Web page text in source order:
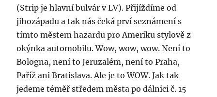
(Strip je hlavní bulvár v LV). Přijíždíme od
jihozápadu a tak nás čeká prví seznámení s
tímto městem hazardu pro Ameriku stylově z
okýnka automobilu. Wow, wow, wow. Není to
Bologna, není to Jeruzalém, není to Praha,
Paříž ani Bratislava. Ale je to WOW. Jak tak
jedeme téměř středem města po dálnici č. 15